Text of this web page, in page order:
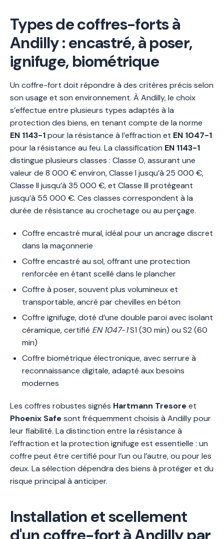
Types de coffres-forts à
Andilly : encastré, à poser,
ignifuge, biométrique
Un coffre-fort doit répondre à des critères précis selon
son usage et son environnement. À Andilly, le choix
s’effectue entre plusieurs types adaptés à la
protection des biens, en tenant compte de la norme
EN 1143-1pour la résistance à l’effraction et EN 1047-1
pour la résistance au feu. La classification EN 1143-1
distingue plusieurs classes : Classe 0, assurant une
valeur de 8 000 € environ, Classe I jusqu’à 25 000 €,
Classe II jusqu’à 35 000 €, et Classe III protégeant
jusqu’à 55 000 €. Ces classes correspondent à la
durée de résistance au crochetage ou au perçage.
Coffre encastré mural, idéal pour un ancrage discret
dans la maçonnerie
Coffre encastré au sol, offrant une protection
renforcée en étant scellé dans le plancher
Coffre à poser, souvent plus volumineux et
transportable, ancré par chevilles en béton
Coffre ignifuge, doté d’une double paroi avec isolant
céramique, certifié EN 1047-1S1 (30 min) ou S2 (60
min)
Coffre biométrique électronique, avec serrure à
reconnaissance digitale, adapté aux besoins
modernes
Les coffres robustes signés Hartmann Tresoreet
Phoenix Safesont fréquemment choisis à Andilly pour
leur fiabilité. La distinction entre la résistance à
l’effraction et la protection ignifuge est essentielle : un
coffre peut être certifié pour l’un ou l’autre, ou pour les
deux. La sélection dépendra des biens à protéger et du
risque principal à anticiper.
Installation et scellement